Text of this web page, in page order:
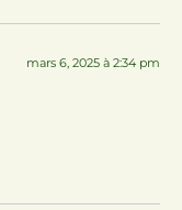
mars 6, 2025 à 2:34 pm